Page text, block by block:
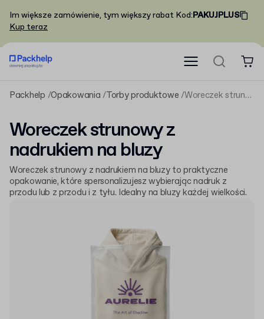
Im większe zamówienie, tym większy rabat Kod:PAKUJPLUS
Kup teraz
Packhelp Opakowania Torby produktowe Woreczek strunowy z nadrukiem na bluzy
Woreczek strunowy z
nadrukiem na bluzy
Woreczek strunowy z nadrukiem na bluzy to praktyczne
opakowanie, które spersonalizujesz wybierając nadruk z
przodu lub z przodu i z tyłu. Idealny na bluzy każdej wielkości.